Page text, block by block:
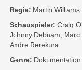
Regie: Martin Williams
Schauspieler: Craig
Johnny Debnam, Marc
Andre Rerekura
Genre: Dokumentation